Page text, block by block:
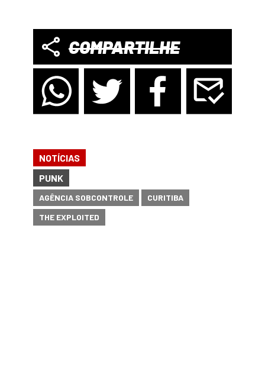
COMPARTILHE
NOTÍCIAS
PUNK
AGÊNCIA SOBCONTROLE
CURITIBA
THE EXPLOITED